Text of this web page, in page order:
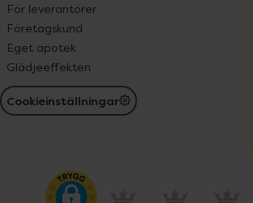
För leverantörer
Företagskund
Eget apotek
Glädjeeffekten
Cookieinställningar